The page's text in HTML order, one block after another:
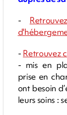
-
- Retrouvez
- mis en
prise en
ont besoin
leurs soins :